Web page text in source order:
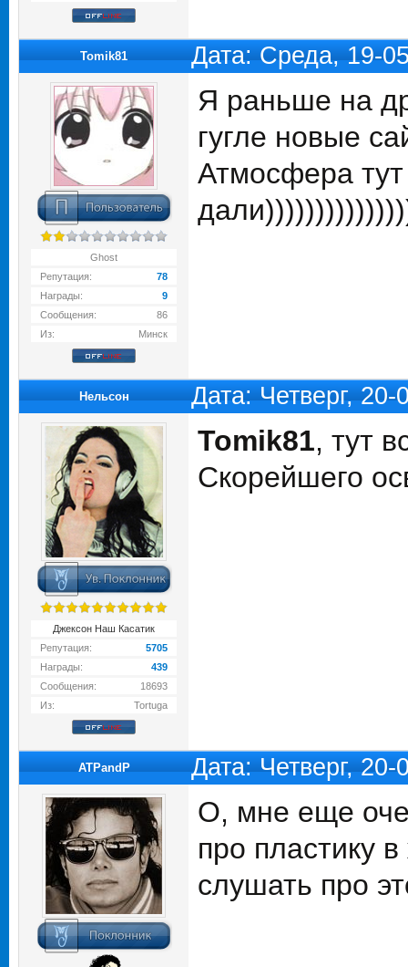
Tomik81 Дата: Среда, 19-
Ghost
Репутация:
78
Награды:
9
Сообщения:
86
Из:
Минск
Я раньше на
гугле новые
Атмосфера
Нельсон Дата: Четверг,
Джексон Наш Касатик
Репутация:
5705
Награды:
439
Сообщения:
18693
Из:
Tortuga
Tomik81, тут
Скорейшего
ATPandP Дата: Четверг,
О, мне еще
про пластику
слушать про